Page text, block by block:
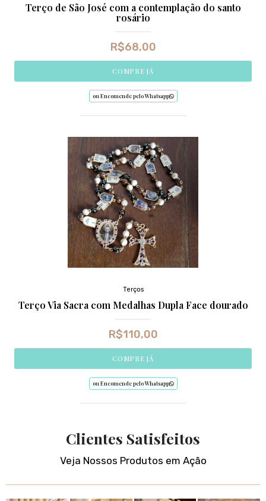
Terço de São José com a contemplação do santo
rosário
R$68,00
COMPRE JÁ
ou Encomende pelo Whatsapp
Terços
Terço Via Sacra com Medalhas Dupla Face dourado
R$110,00
COMPRE JÁ
ou Encomende pelo Whatsapp
Clientes Satisfeitos
Veja Nossos Produtos em Ação